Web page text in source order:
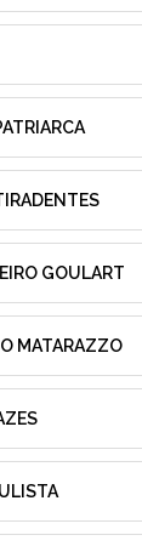
GOULART
MATARAZZO